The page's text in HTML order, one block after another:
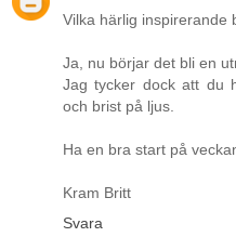
Vilka härlig inspirerande
Ja, nu börjar det bli en
Jag tycker dock att du
och brist på ljus.
Ha en bra start på
Kram Britt
Svara